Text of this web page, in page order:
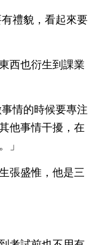
禮貌，看起來要
西也衍生到課業
情的時候要專注
他事情干擾，在
」
張盛惟，他是三